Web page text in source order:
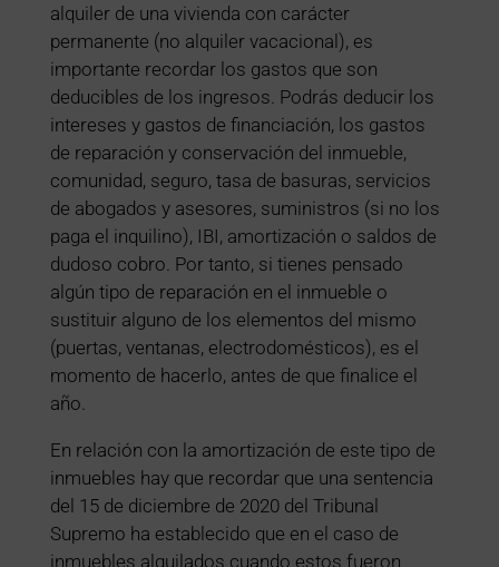
alquiler de una vivienda con carácter
permanente (no alquiler vacacional), es
importante recordar los gastos que son
deducibles de los ingresos. Podrás deducir los
intereses y gastos de financiación, los gastos
de reparación y conservación del inmueble,
comunidad, seguro, tasa de basuras, servicios
de abogados y asesores, suministros (si no los
paga el inquilino), IBI, amortización o saldos de
dudoso cobro. Por tanto, si tienes pensado
algún tipo de reparación en el inmueble o
sustituir alguno de los elementos del mismo
(puertas, ventanas, electrodomésticos), es el
momento de hacerlo, antes de que finalice el
año.
En relación con la amortización de este tipo de
inmuebles hay que recordar que una sentencia
del 15 de diciembre de 2020 del Tribunal
Supremo ha establecido que en el caso de
inmuebles alquilados cuando estos fueron